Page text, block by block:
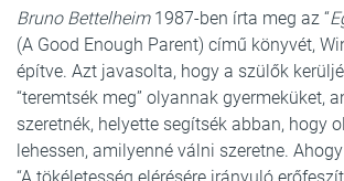
Bruno Bettelheim1987-ben írta meg az “
(A Good Enough Parent) című könyvét,
építve. Azt javasolta, hogy a szülők
“teremtsék meg” olyannak gyermeküket,
szeretnék, helyette segítsék abban, hogy
lehessen, amilyenné válni szeretne.